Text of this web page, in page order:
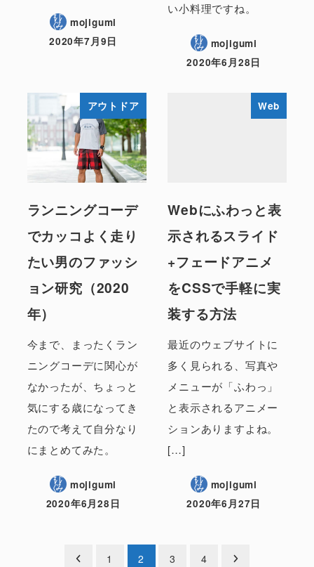
mojigumi
2020年7月9日
い小料理ですね。
mojigumi
2020年6月28日
アウトドア
ランニングコーデ
でカッコよく走り
たい男のファッシ
ョン研究（2020
年）
今まで、まったくラン
ニングコーデに関心が
なかったが、ちょっと
気にする歳になってき
たので考えて自分なり
にまとめてみた。
mojigumi
2020年6月28日
Web
Webにふわっと表
示されるスライド
+フェードアニメ
をCSSで手軽に実
装する方法
最近のウェブサイトに
多く見られる、写真や
メニューが「ふわっ」
と表示されるアニメー
ションありますよね。
[…]
mojigumi
2020年6月27日
1 2 3 4